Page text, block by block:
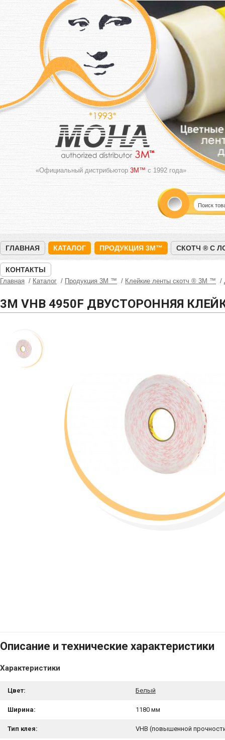
«Официальный дистрибьютор 3M™ с 1992 года»
ГЛАВНАЯ КАТАЛОГ ПРОДУКЦИЯ 3M™ СКОТЧ ® С
КОНТАКТЫ
Главная Каталог Продукция 3M ™ Клейкие ленты скотч ® 3M ™
3M VHB 4950F ДВУСТОРОННЯЯ
Описание и технические характеристики
Характеристики
Цвет: Белый
Ширина: 1180 мм
Тип клея: VHB (повышенной